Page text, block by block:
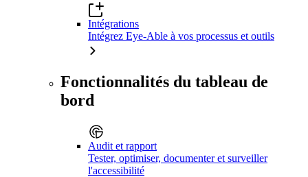
Intégrations
Intégrez Eye-Able à vos processus et outils
Fonctionnalités du tableau de
bord
Audit et rapport
Tester, optimiser, documenter et surveiller
l'accessibilité